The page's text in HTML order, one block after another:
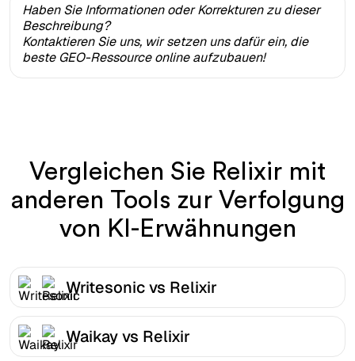
Haben Sie Informationen oder Korrekturen zu dieser
Beschreibung?
Kontaktieren Sie uns, wir setzen uns dafür ein, die
beste GEO-Ressource online aufzubauen!
Vergleichen Sie Relixir mit
anderen Tools zur Verfolgung
von KI-Erwähnungen
Writesonic vs Relixir
Waikay vs Relixir